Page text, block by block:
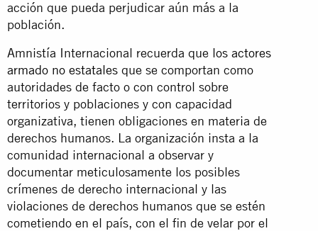
acción que pueda perjudicar aún más a la
población.
Amnistía Internacional recuerda que los actores
armado no estatales que se comportan como
autoridades de facto o con control sobre
territorios y poblaciones y con capacidad
organizativa, tienen obligaciones en materia de
derechos humanos. La organización insta a la
comunidad internacional a observar y
documentar meticulosamente los posibles
crímenes de derecho internacional y las
violaciones de derechos humanos que se estén
cometiendo en el país, con el fin de velar por el